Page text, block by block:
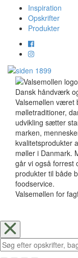
Inspiration
Opskrifter
Produkter
Dansk håndværk
Valsemøllen været
mølletraditioner,
udvikling sætter
marken,
kvalitetsprodukter
møller i Danmark.
går vi også forrest
produkter til både
foodservice.
Valsemøllen for